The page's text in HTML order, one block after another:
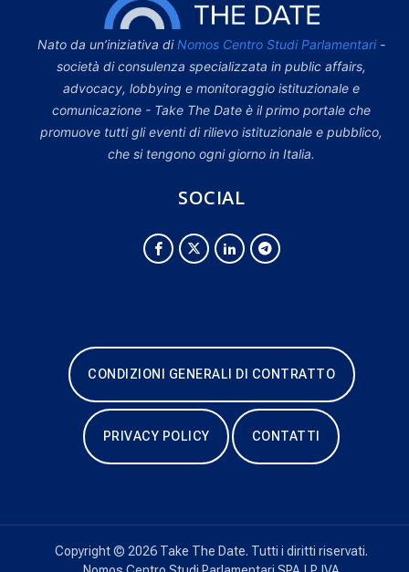
Nato da un’iniziativa di Nomos Centro Studi Parlamentari-
società di consulenza specializzata in public affairs,
advocacy, lobbying e monitoraggio istituzionale e
comunicazione - Take The Date è il primo portale che
promuove tutti gli eventi di rilievo istituzionale e pubblico,
che si tengono ogni giorno in Italia.
SOCIAL
CONDIZIONI GENERALI DI CONTRATTO
PRIVACY POLICY CONTATTI
Copyright © 2026 Take The Date. Tutti i diritti riservati.